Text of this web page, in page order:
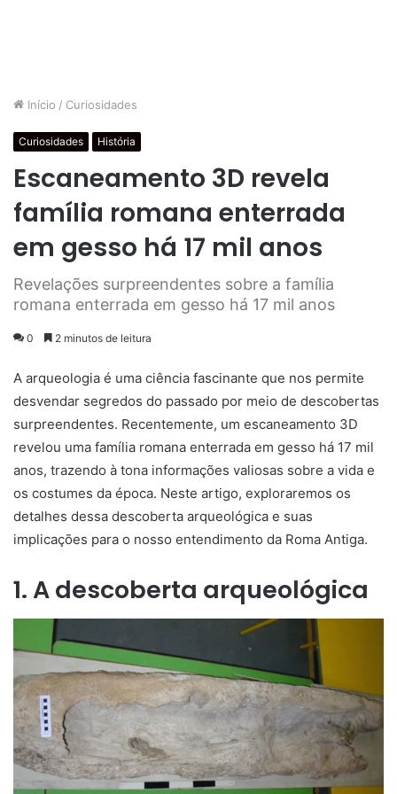
Início / Curiosidades
Curiosidades História
Escaneamento 3D revela
família romana enterrada
em gesso há 17 mil anos
Revelações surpreendentes sobre a família
romana enterrada em gesso há 17 mil anos
0 2 minutos de leitura
A arqueologia é uma ciência fascinante que nos permite
desvendar segredos do passado por meio de descobertas
surpreendentes. Recentemente, um escaneamento 3D
revelou uma família romana enterrada em gesso há 17 mil
anos, trazendo à tona informações valiosas sobre a vida e
os costumes da época. Neste artigo, exploraremos os
detalhes dessa descoberta arqueológica e suas
implicações para o nosso entendimento da Roma Antiga.
1. A descoberta arqueológica